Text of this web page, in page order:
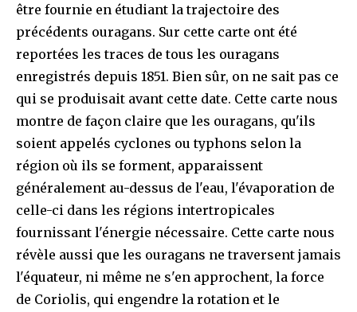
être fournie en étudiant la trajectoire des
précédents ouragans. Sur cette carte ont été
reportées les traces de tous les ouragans
enregistrés depuis 1851. Bien sûr, on ne sait pas ce
qui se produisait avant cette date. Cette carte nous
montre de façon claire que les ouragans, qu'ils
soient appelés cyclones ou typhons selon la
région où ils se forment, apparaissent
généralement au-dessus de l'eau, l'évaporation de
celle-ci dans les régions intertropicales
fournissant l'énergie nécessaire. Cette carte nous
révèle aussi que les ouragans ne traversent jamais
l'équateur, ni même ne s'en approchent, la force
de Coriolis, qui engendre la rotation et le